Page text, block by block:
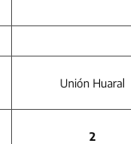
Unión Huaral
2